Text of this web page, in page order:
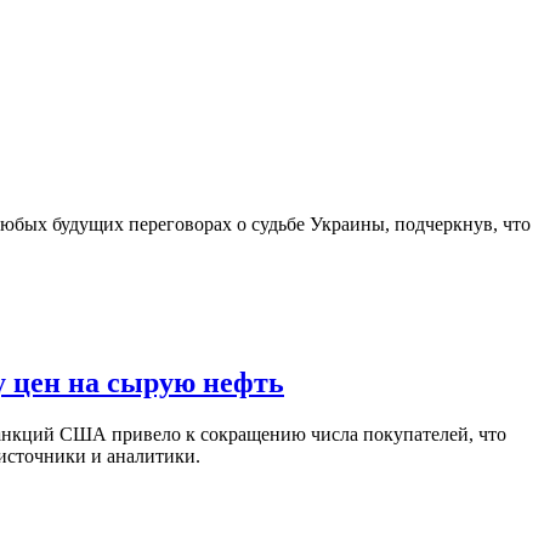
будущих переговорах о судьбе Украины, подчеркнув, что
цен на сырую нефть
США привело к сокращению числа покупателей, что
и аналитики.